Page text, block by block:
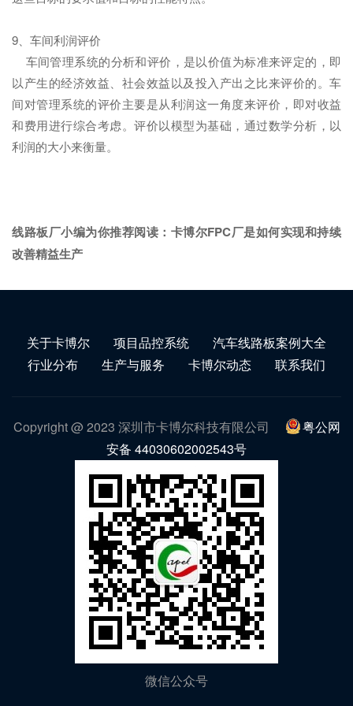
9、车间利润评价
车间管理系统的分析和评价，是以价值为标准来评定的，即
以产生的经济效益、社会效益以及投入产出之比来评价的。车
间对管理系统的评价主要是从利润这一角度来评价，即对收益
和费用进行综合考虑。评价以模型为基础，通过数学分析，以
利润的大小来衡量。
线路板厂小编为你推荐阅读： 卡博尔FPC厂是如何实现和持续
改善精益生产
关于卡博尔 项目品控系统
汽车线路板案例大全
行业分布
生产与服务 卡博尔动态 联系我们
Copyright @ 2023 深圳市卡博尔科技有限公司
粤公网
安备 44030602002543号
微信公众号